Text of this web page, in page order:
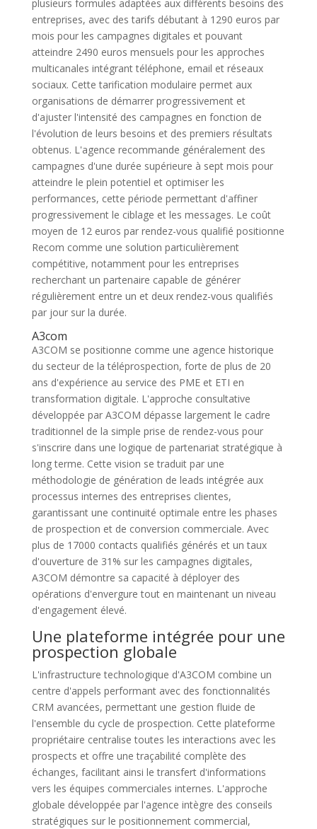
plusieurs formules adaptées aux différents besoins des
entreprises, avec des tarifs débutant à 1290 euros par
mois pour les campagnes digitales et pouvant
atteindre 2490 euros mensuels pour les approches
multicanales intégrant téléphone, email et réseaux
sociaux. Cette tarification modulaire permet aux
organisations de démarrer progressivement et
d'ajuster l'intensité des campagnes en fonction de
l'évolution de leurs besoins et des premiers résultats
obtenus. L'agence recommande généralement des
campagnes d'une durée supérieure à sept mois pour
atteindre le plein potentiel et optimiser les
performances, cette période permettant d'affiner
progressivement le ciblage et les messages. Le coût
moyen de 12 euros par rendez-vous qualifié positionne
Recom comme une solution particulièrement
compétitive, notamment pour les entreprises
recherchant un partenaire capable de générer
régulièrement entre un et deux rendez-vous qualifiés
par jour sur la durée.
A3com
A3COM se positionne comme une agence historique
du secteur de la téléprospection, forte de plus de 20
ans d'expérience au service des PME et ETI en
transformation digitale. L'approche consultative
développée par A3COM dépasse largement le cadre
traditionnel de la simple prise de rendez-vous pour
s'inscrire dans une logique de partenariat stratégique à
long terme. Cette vision se traduit par une
méthodologie de génération de leads intégrée aux
processus internes des entreprises clientes,
garantissant une continuité optimale entre les phases
de prospection et de conversion commerciale. Avec
plus de 17000 contacts qualifiés générés et un taux
d'ouverture de 31% sur les campagnes digitales,
A3COM démontre sa capacité à déployer des
opérations d'envergure tout en maintenant un niveau
d'engagement élevé.
Une plateforme intégrée pour une
prospection globale
L'infrastructure technologique d'A3COM combine un
centre d'appels performant avec des fonctionnalités
CRM avancées, permettant une gestion fluide de
l'ensemble du cycle de prospection. Cette plateforme
propriétaire centralise toutes les interactions avec les
prospects et offre une traçabilité complète des
échanges, facilitant ainsi le transfert d'informations
vers les équipes commerciales internes. L'approche
globale développée par l'agence intègre des conseils
stratégiques sur le positionnement commercial,